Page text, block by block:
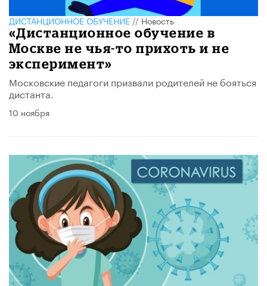
ДИСТАНЦИОННОЕ ОБУЧЕНИЕ//Новость
«Дистанционное обучение в
Москве не чья-то прихоть и не
эксперимент»
Московские педагоги призвали родителей не бояться
дистанта.
10 ноября